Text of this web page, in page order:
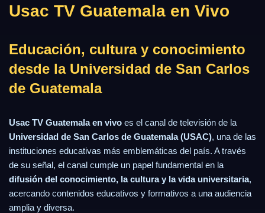
Usac TV Guatemala en Vivo
Educación, cultura y conocimiento
desde la Universidad de San Carlos
de Guatemala
Usac TV Guatemala en vivo es el canal de televisión de la
Universidad de San Carlos de Guatemala (USAC), una de las
instituciones educativas más emblemáticas del país. A través
de su señal, el canal cumple un papel fundamental en la
difusión del conocimiento, la cultura y la vida universitaria,
acercando contenidos educativos y formativos a una audiencia
amplia y diversa.